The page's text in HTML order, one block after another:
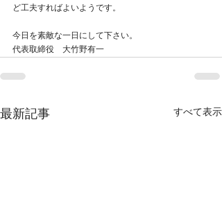
ど工夫すればよいようです。
今日を素敵な一日にして下さい。
代表取締役　大竹野有一
最新記事 すべて表示